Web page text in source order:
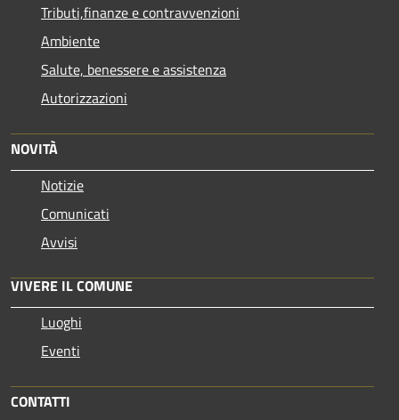
Tributi,finanze e contravvenzioni
Ambiente
Salute, benessere e assistenza
Autorizzazioni
NOVITÀ
Notizie
Comunicati
Avvisi
VIVERE IL COMUNE
Luoghi
Eventi
CONTATTI